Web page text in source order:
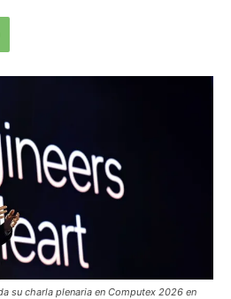
su charla plenaria en Computex 2026 en